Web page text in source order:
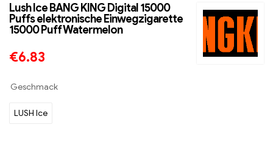
Lush Ice BANG KING Digital 15000
Puffs elektronische Einwegzigarette
15000 Puff Watermelon
€6.83
Geschmack
LUSH Ice